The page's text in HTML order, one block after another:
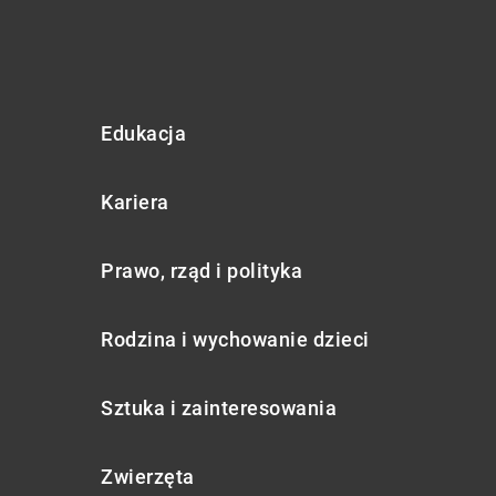
Edukacja
Kariera
Prawo, rząd i polityka
Rodzina i wychowanie dzieci
Sztuka i zainteresowania
Zwierzęta